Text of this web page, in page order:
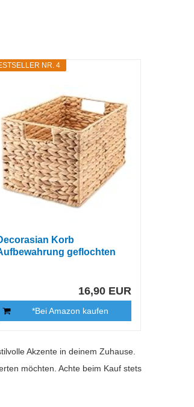
NR. 4
Korb
geflochten
16,90 EUR
*Bei Amazon kaufen
Akzente in deinem Zuhause.
möchten. Achte beim Kauf stets